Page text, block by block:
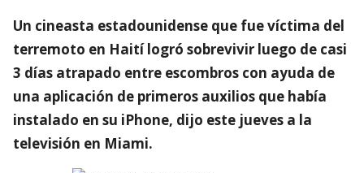
Un cineasta estadounidense que fue víctima del
terremoto en Haití logró sobrevivir luego de casi
3 días atrapado entre escombros con ayuda de
una aplicación de primeros auxilios que había
instalado en su iPhone, dijo este jueves a la
televisión en Miami.